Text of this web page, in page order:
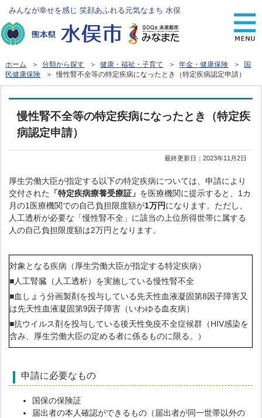
みんなが幸せを感じ 笑顔あふれる元気なまち 水俣
ホーム ＞分類から探す ＞健康・福祉・子育て ＞年金・健康保険 ＞
国
民健康保険 ＞ 慢性腎不全等の特定疾病になったとき（特定疾病認定申請）
慢性腎不全等の特定疾病になったとき（特定疾
病認定申請）
最終更新日：2023年11月2日
厚生労働大臣が指定する以下の特定疾病については、申請により
交付された
「特定疾病療養受療証」 を医療機関に提示すると、1カ
月の1医療機関での自己負担限度額が1万円になります。ただし、
人工透析が必要な「慢性腎不全」に該当の上位所得世帯に属する
人の自己負担限度額は2万円となります。
対象となる疾病（厚生労働大臣が指定する特定疾病）
■人工腎臓（人工透析）を実施している慢性腎不全
■血しょう分画製剤を投与している先天性血液凝固第8因子障害又
は先天性血液凝固第9因子障害（いわゆる血友病）
■抗ウイルス剤を投与している後天性免疫不全症候群（HIV感染を
含み、厚生労働大臣の定める者に係るものに限る。）
申請に必要なもの
国保の保険証
届出者の本人確認ができるもの（届出者が同一世帯以外の